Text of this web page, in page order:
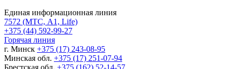
Единая информационная линия
7572 (МТС, A1, Life)
+375 (44) 592-99-27
Горячая линия
г. Минск +375 (17) 243-08-95
Минская обл. +375 (17) 251-07-94
Брестская обл. +375 (162) 52-14-57